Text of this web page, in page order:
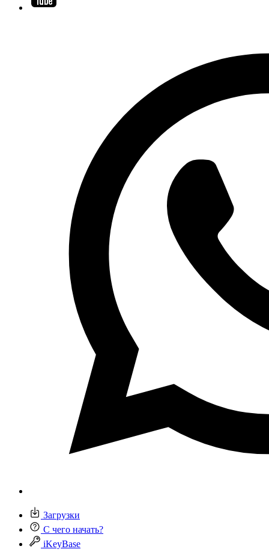
Загрузки
С чего начать?
iKeyBase